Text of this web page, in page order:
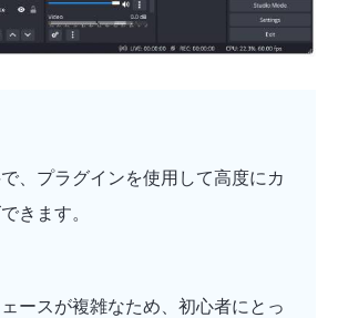
、プラグインを使用して高度にカ
きます。
ースが複雑なため、初心者にとっ